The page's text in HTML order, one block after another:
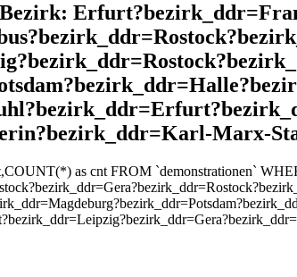
Marx-
as cnt FROM `demonstrationen`